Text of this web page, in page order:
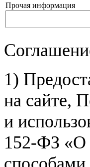
Прочая информация
1)
на сайте,
и
152-ФЗ «О